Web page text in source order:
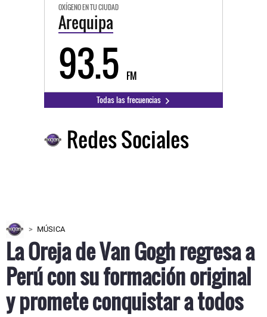
OXÍGENO EN TU CIUDAD
Arequipa
93.5 FM
Todas las frecuencias
Redes Sociales
MÚSICA
La Oreja de Van Gogh regresa a
Perú con su formación original
y promete conquistar a todos